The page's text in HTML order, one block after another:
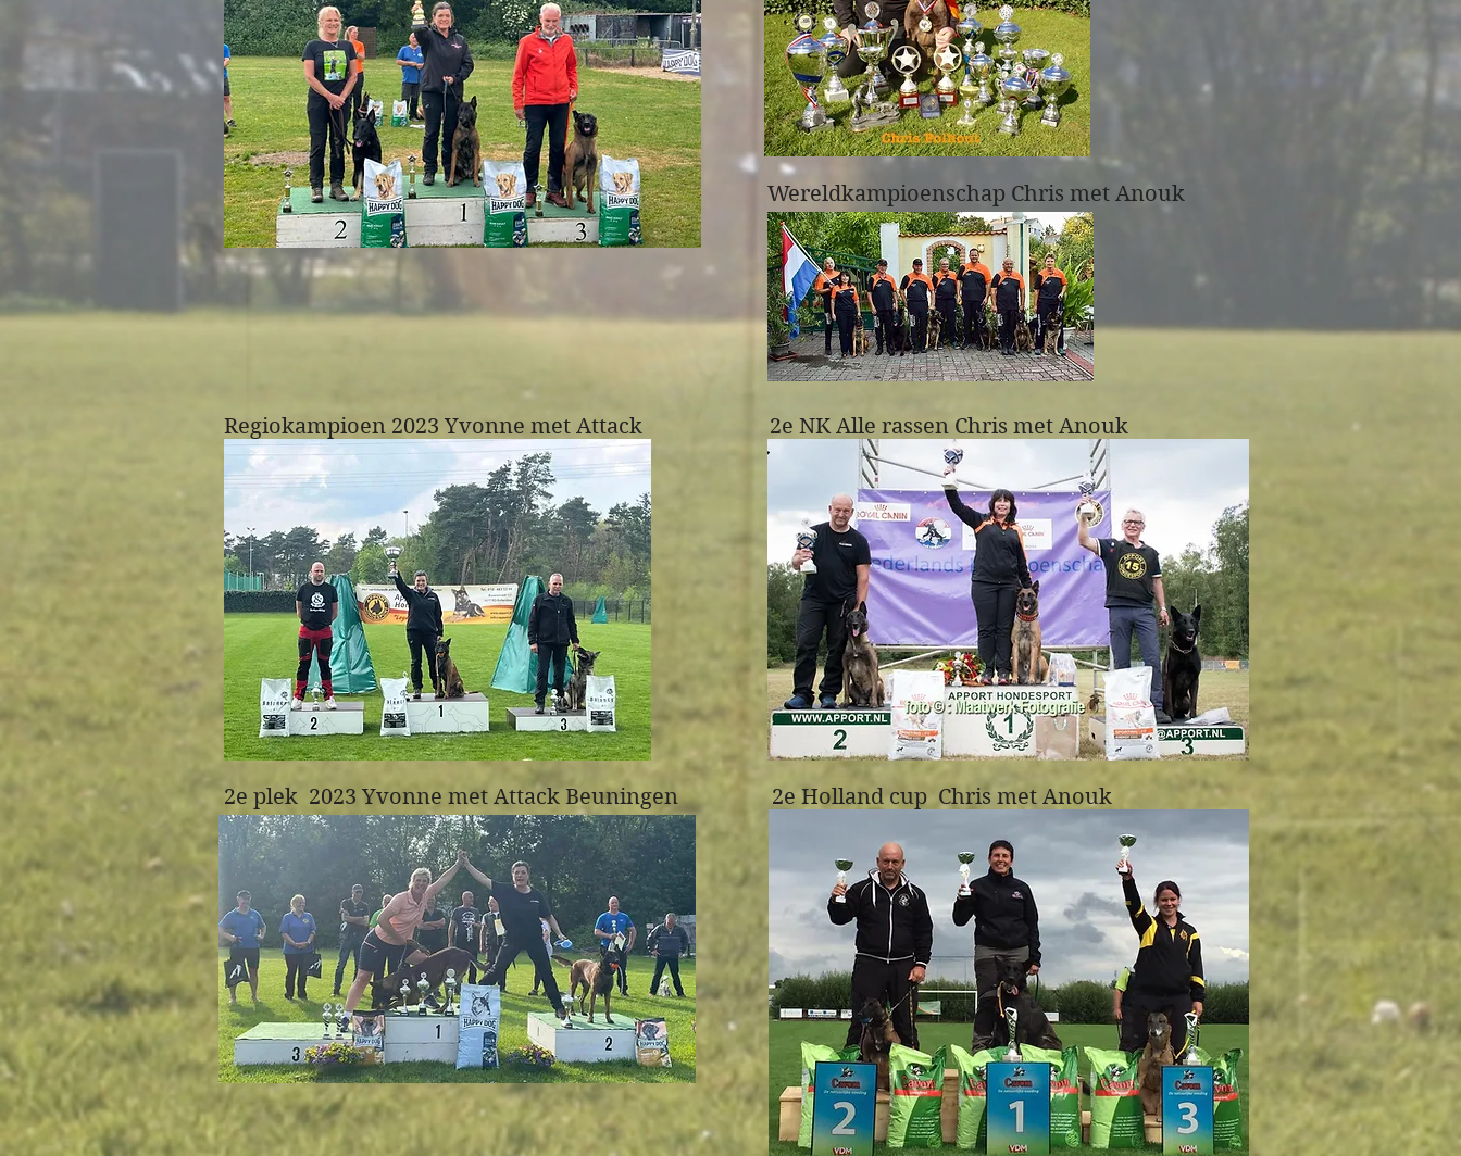
Wereldkampioenschap Chris met Anouk
Regiokampioen 2023 Yvonne met Attack
2e plek 2023 Yvonne met Attack Beuningen
2e NK Alle rassen Chris met Anouk
2e Holland cup Chris met Anouk